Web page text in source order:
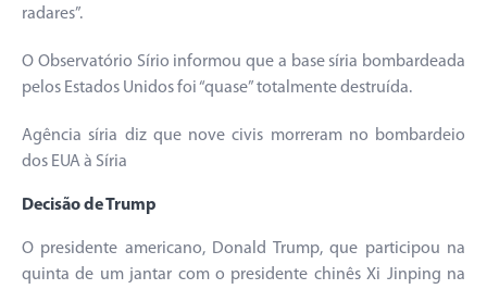
radares”.
O Observatório Sírio informou que a base síria bombardeada
pelos Estados Unidos foi “quase” totalmente destruída.
Agência síria diz que nove civis morreram no bombardeio
dos EUA à Síria
Decisão de Trump
O presidente americano, Donald Trump, que participou na
quinta de um jantar com o presidente chinês Xi Jinping na